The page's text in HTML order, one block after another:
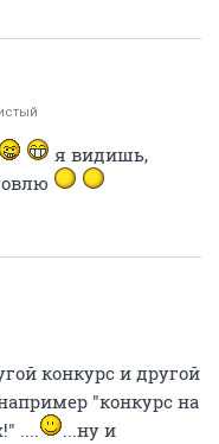
я видишь,
конкурс и другой
"конкурс на
....
...ну и